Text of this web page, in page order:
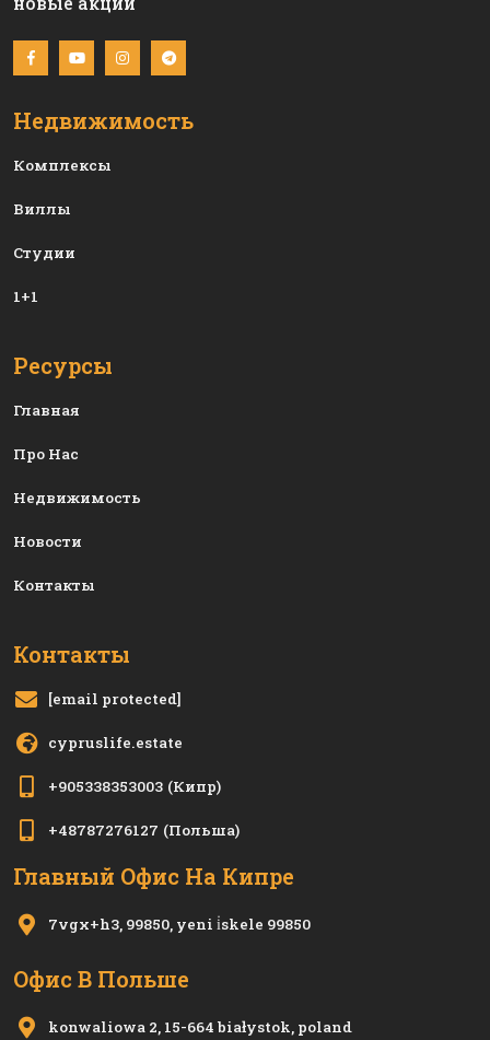
Недвижимость
Комплексы
Виллы
Студии
1+1
Ресурсы
Главная
Про Нас
Недвижимость
Новости
Контакты
Контакты
[email protected]
cypruslife.estate
+905338353003 (Кипр)
+48787276127 (Польша)
Главный Офис На Кипре
7vgx+h3, 99850, yeni i̇skele 99850
Офис В Польше
konwaliowa 2, 15-664 białystok, poland